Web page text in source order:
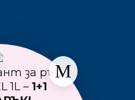
за ръце
1L – 1+1